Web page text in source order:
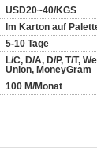
USD20~40/KGS
Im Karton auf
5-10 Tage
L/C, D/A, D/P, T/T,
Union, MoneyGram
100 M/Monat